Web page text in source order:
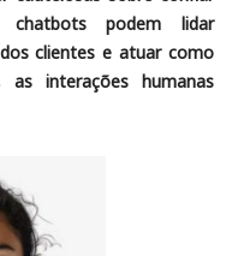
podem lidar
clientes e atuar como
interações humanas